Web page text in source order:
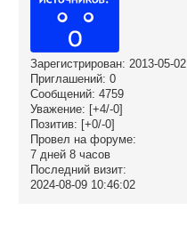
Зарегистрирован: 2013-05-02
Приглашений: 0
Сообщений: 4759
Уважение: [+4/-0]
Позитив: [+0/-0]
Провел на форуме:
7 дней 8 часов
Последний визит:
2024-08-09 10:46:02